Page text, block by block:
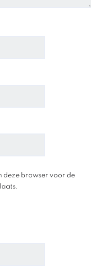
deze browser voor de